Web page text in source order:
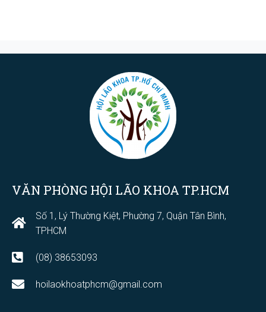
VĂN PHÒNG HỘI LÃO KHOA TP.HCM
Số 1, Lý Thường Kiệt, Phường 7, Quận Tân Bình,
TPHCM
(08) 38653093
hoilaokhoatphcm@gmail.com